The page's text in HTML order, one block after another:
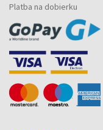
Platba na dobierku